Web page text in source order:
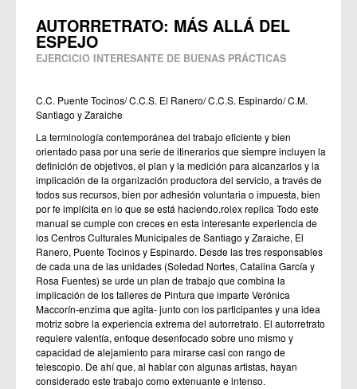
AUTORRETRATO: MÁS ALLÁ DEL
ESPEJO
EJERCICIO INTERESANTE DE BUENAS PRÁCTICAS
C.C. Puente Tocinos/ C.C.S. El Ranero/ C.C.S. Espinardo/ C.M.
Santiago y Zaraiche
La terminología contemporánea del trabajo eficiente y bien
orientado pasa por una serie de itinerarios que siempre incluyen la
definición de objetivos, el plan y la medición para alcanzarlos y la
implicación de la organización productora del servicio, a través de
todos sus recursos, bien por adhesión voluntaria o impuesta, bien
por fe implícita en lo que se está haciendo.rolex replica Todo este
manual se cumple con creces en esta interesante experiencia de
los Centros Culturales Municipales de Santiago y Zaraiche, El
Ranero, Puente Tocinos y Espinardo. Desde las tres responsables
de cada una de las unidades (Soledad Nortes, Catalina García y
Rosa Fuentes) se urde un plan de trabajo que combina la
implicación de los talleres de Pintura que imparte Verónica
Maccorín-enzima que agita- junto con los participantes y una idea
motriz sobre la experiencia extrema del autorretrato. El autorretrato
requiere valentía, enfoque desenfocado sobre uno mismo y
capacidad de alejamiento para mirarse casi con rango de
telescopio. De ahí que, al hablar con algunas artistas, hayan
considerado este trabajo como extenuante e intenso.